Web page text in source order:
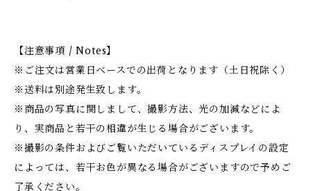
【注意事項 / Notes】
※ご注文は営業日ベースでの出荷となります（土日祝除く）
※送料は別途発生致します。
※商品の写真に関しまして、撮影方法、光の加減などによ
り、実商品と若干の相違が生じる場合がございます。
※撮影の条件およびご覧いただいているディスプレイの設定
によっては、若干お色が異なる場合がございますので予めご
了承ください。